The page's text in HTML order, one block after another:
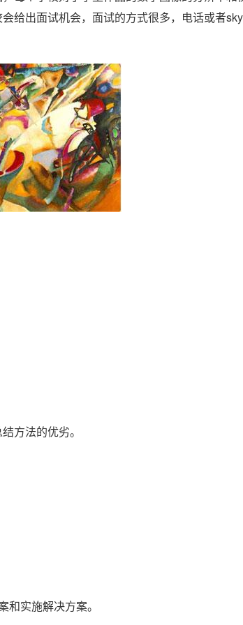
给出面试机会，面试的方式很多，电话或者
方法的优劣。
实施解决方案。